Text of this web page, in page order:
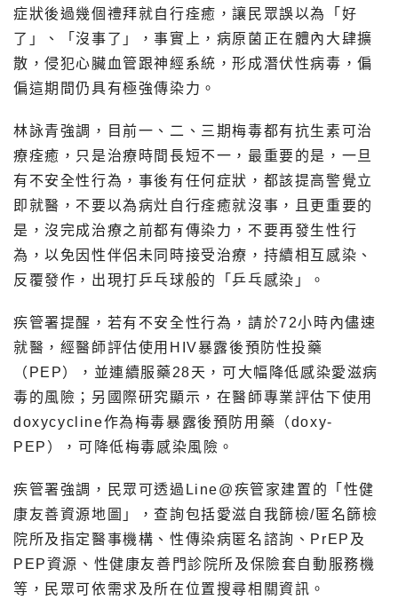
症狀後過幾個禮拜就自行痊癒，讓民眾誤以為「好
了」、「沒事了」，事實上，病原菌正在體內大肆擴
散，侵犯心臟血管跟神經系統，形成潛伏性病毒，偏
偏這期間仍具有極強傳染力。
林詠青強調，目前一、二、三期梅毒都有抗生素可治
療痊癒，只是治療時間長短不一，最重要的是，一旦
有不安全性行為，事後有任何症狀，都該提高警覺立
即就醫，不要以為病灶自行痊癒就沒事，且更重要的
是，沒完成治療之前都有傳染力，不要再發生性行
為，以免因性伴侶未同時接受治療，持續相互感染、
反覆發作，出現打乒乓球般的「乒乓感染」。
疾管署提醒，若有不安全性行為，請於72小時內儘速
就醫，經醫師評估使用HIV暴露後預防性投藥
（PEP），並連續服藥28天，可大幅降低感染愛滋病
毒的風險；另國際研究顯示，在醫師專業評估下使用
doxycycline作為梅毒暴露後預防用藥（doxy-
PEP），可降低梅毒感染風險。
疾管署強調，民眾可透過Line@疾管家建置的「性健
康友善資源地圖」，查詢包括愛滋自我篩檢/匿名篩檢
院所及指定醫事機構、性傳染病匿名諮詢、PrEP及
PEP資源、性健康友善門診院所及保險套自動服務機
等，民眾可依需求及所在位置搜尋相關資訊。